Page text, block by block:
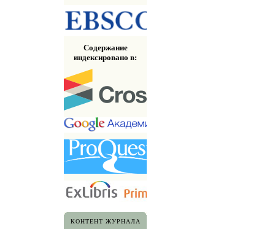
Содержание
индексировано в:
КОНТЕНТ ЖУРНАЛА